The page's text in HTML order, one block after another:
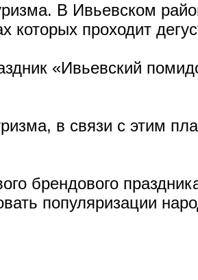
В Ивьевском
которых проходит
«Ивьевский
в связи с этим
брендового
популяризации